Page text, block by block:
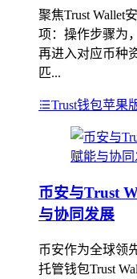
聚焦Trust Wallet
项：操作步骤为
再进入对应币种
匹...
Trust钱包苹果
币安与Trust
与协同发展
币安作为全球领
托管钱包Trust